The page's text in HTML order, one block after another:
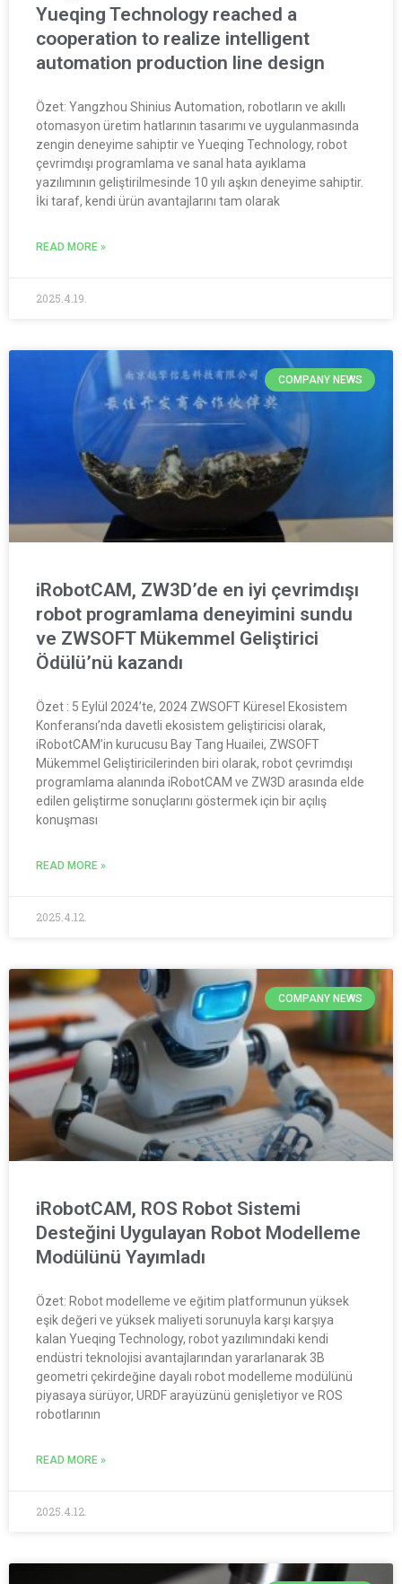
Yueqing Technology reached a
cooperation to realize intelligent
automation production line design
Özet: Yangzhou Shinius Automation, robotların ve akıllı
otomasyon üretim hatlarının tasarımı ve uygulanmasında
zengin deneyime sahiptir ve Yueqing Technology, robot
çevrimdışı programlama ve sanal hata ayıklama
yazılımının geliştirilmesinde 10 yılı aşkın deneyime sahiptir.
İki taraf, kendi ürün avantajlarını tam olarak
READ MORE »
2025.4.19.
COMPANY NEWS
iRobotCAM, ZW3D’de en iyi çevrimdışı
robot programlama deneyimini sundu
ve ZWSOFT Mükemmel Geliştirici
Ödülü’nü kazandı
Özet : 5 Eylül 2024’te, 2024 ZWSOFT Küresel Ekosistem
Konferansı’nda davetli ekosistem geliştiricisi olarak,
iRobotCAM’in kurucusu Bay Tang Huailei, ZWSOFT
Mükemmel Geliştiricilerinden biri olarak, robot çevrimdışı
programlama alanında iRobotCAM ve ZW3D arasında elde
edilen geliştirme sonuçlarını göstermek için bir açılış
konuşması
READ MORE »
2025.4.12.
COMPANY NEWS
iRobotCAM, ROS Robot Sistemi
Desteğini Uygulayan Robot Modelleme
Modülünü Yayımladı
Özet: Robot modelleme ve eğitim platformunun yüksek
eşik değeri ve yüksek maliyeti sorunuyla karşı karşıya
kalan Yueqing Technology, robot yazılımındaki kendi
endüstri teknolojisi avantajlarından yararlanarak 3B
geometri çekirdeğine dayalı robot modelleme modülünü
piyasaya sürüyor, URDF arayüzünü genişletiyor ve ROS
robotlarının
READ MORE »
2025.4.12.